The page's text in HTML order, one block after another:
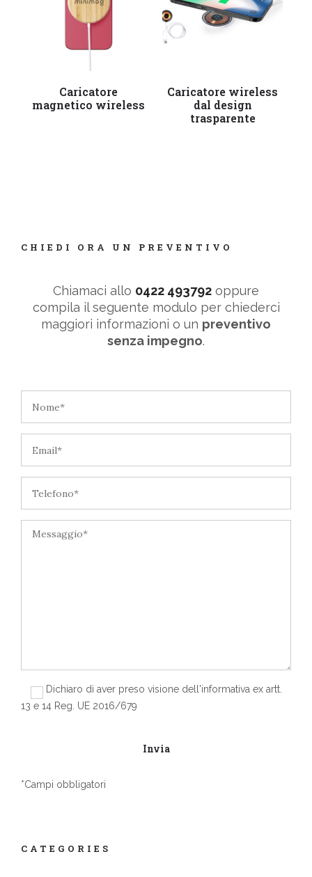
Leggi tutto
Caricatore
magnetico wireless
Leggi tutto
Caricatore wireless
dal design
trasparente
CHIEDI ORA UN PREVENTIVO
Chiamaci allo 0422 493792 oppure
compila il seguente modulo per chiederci
maggiori informazioni o un preventivo
senza impegno.
Dichiaro di aver preso visione dell'informativa ex artt.
13 e 14 Reg. UE 2016/679
*Campi obbligatori
CATEGORIES